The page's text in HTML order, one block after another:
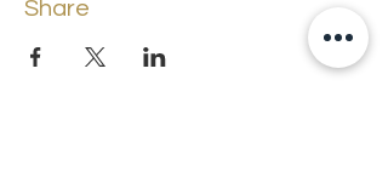
Share